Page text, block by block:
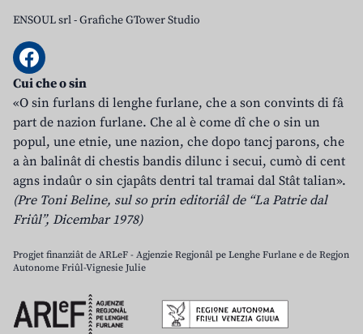
ENSOUL srl-Grafiche GTower Studio
Cui che o sin
«O sin furlans di lenghe furlane, che a son convints di fâ
part de nazion furlane. Che al è come dî che o sin un
popul, une etnie, une nazion, che dopo tancj parons, che
a àn balinât di chestis bandis dilunc i secui, cumò di cent
agns indaûr o sin cjapâts dentri tal tramai dal Stât talian».
(Pre Toni Beline, sul so prin editoriâl de “La Patrie dal
Friûl”, Dicembar 1978)
Progjet finanziât de ARLeF - Agjenzie Regjonâl pe Lenghe Furlane e de Regjon
Autonome Friûl-Vignesie Julie